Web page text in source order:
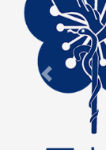
Previous